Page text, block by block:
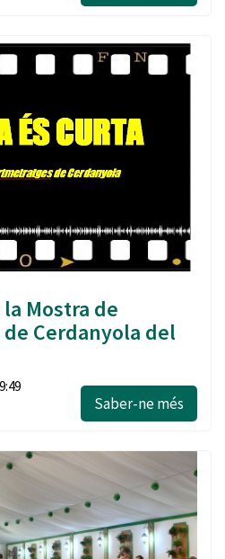
Mostra de
Cerdanyola del
Saber-ne més